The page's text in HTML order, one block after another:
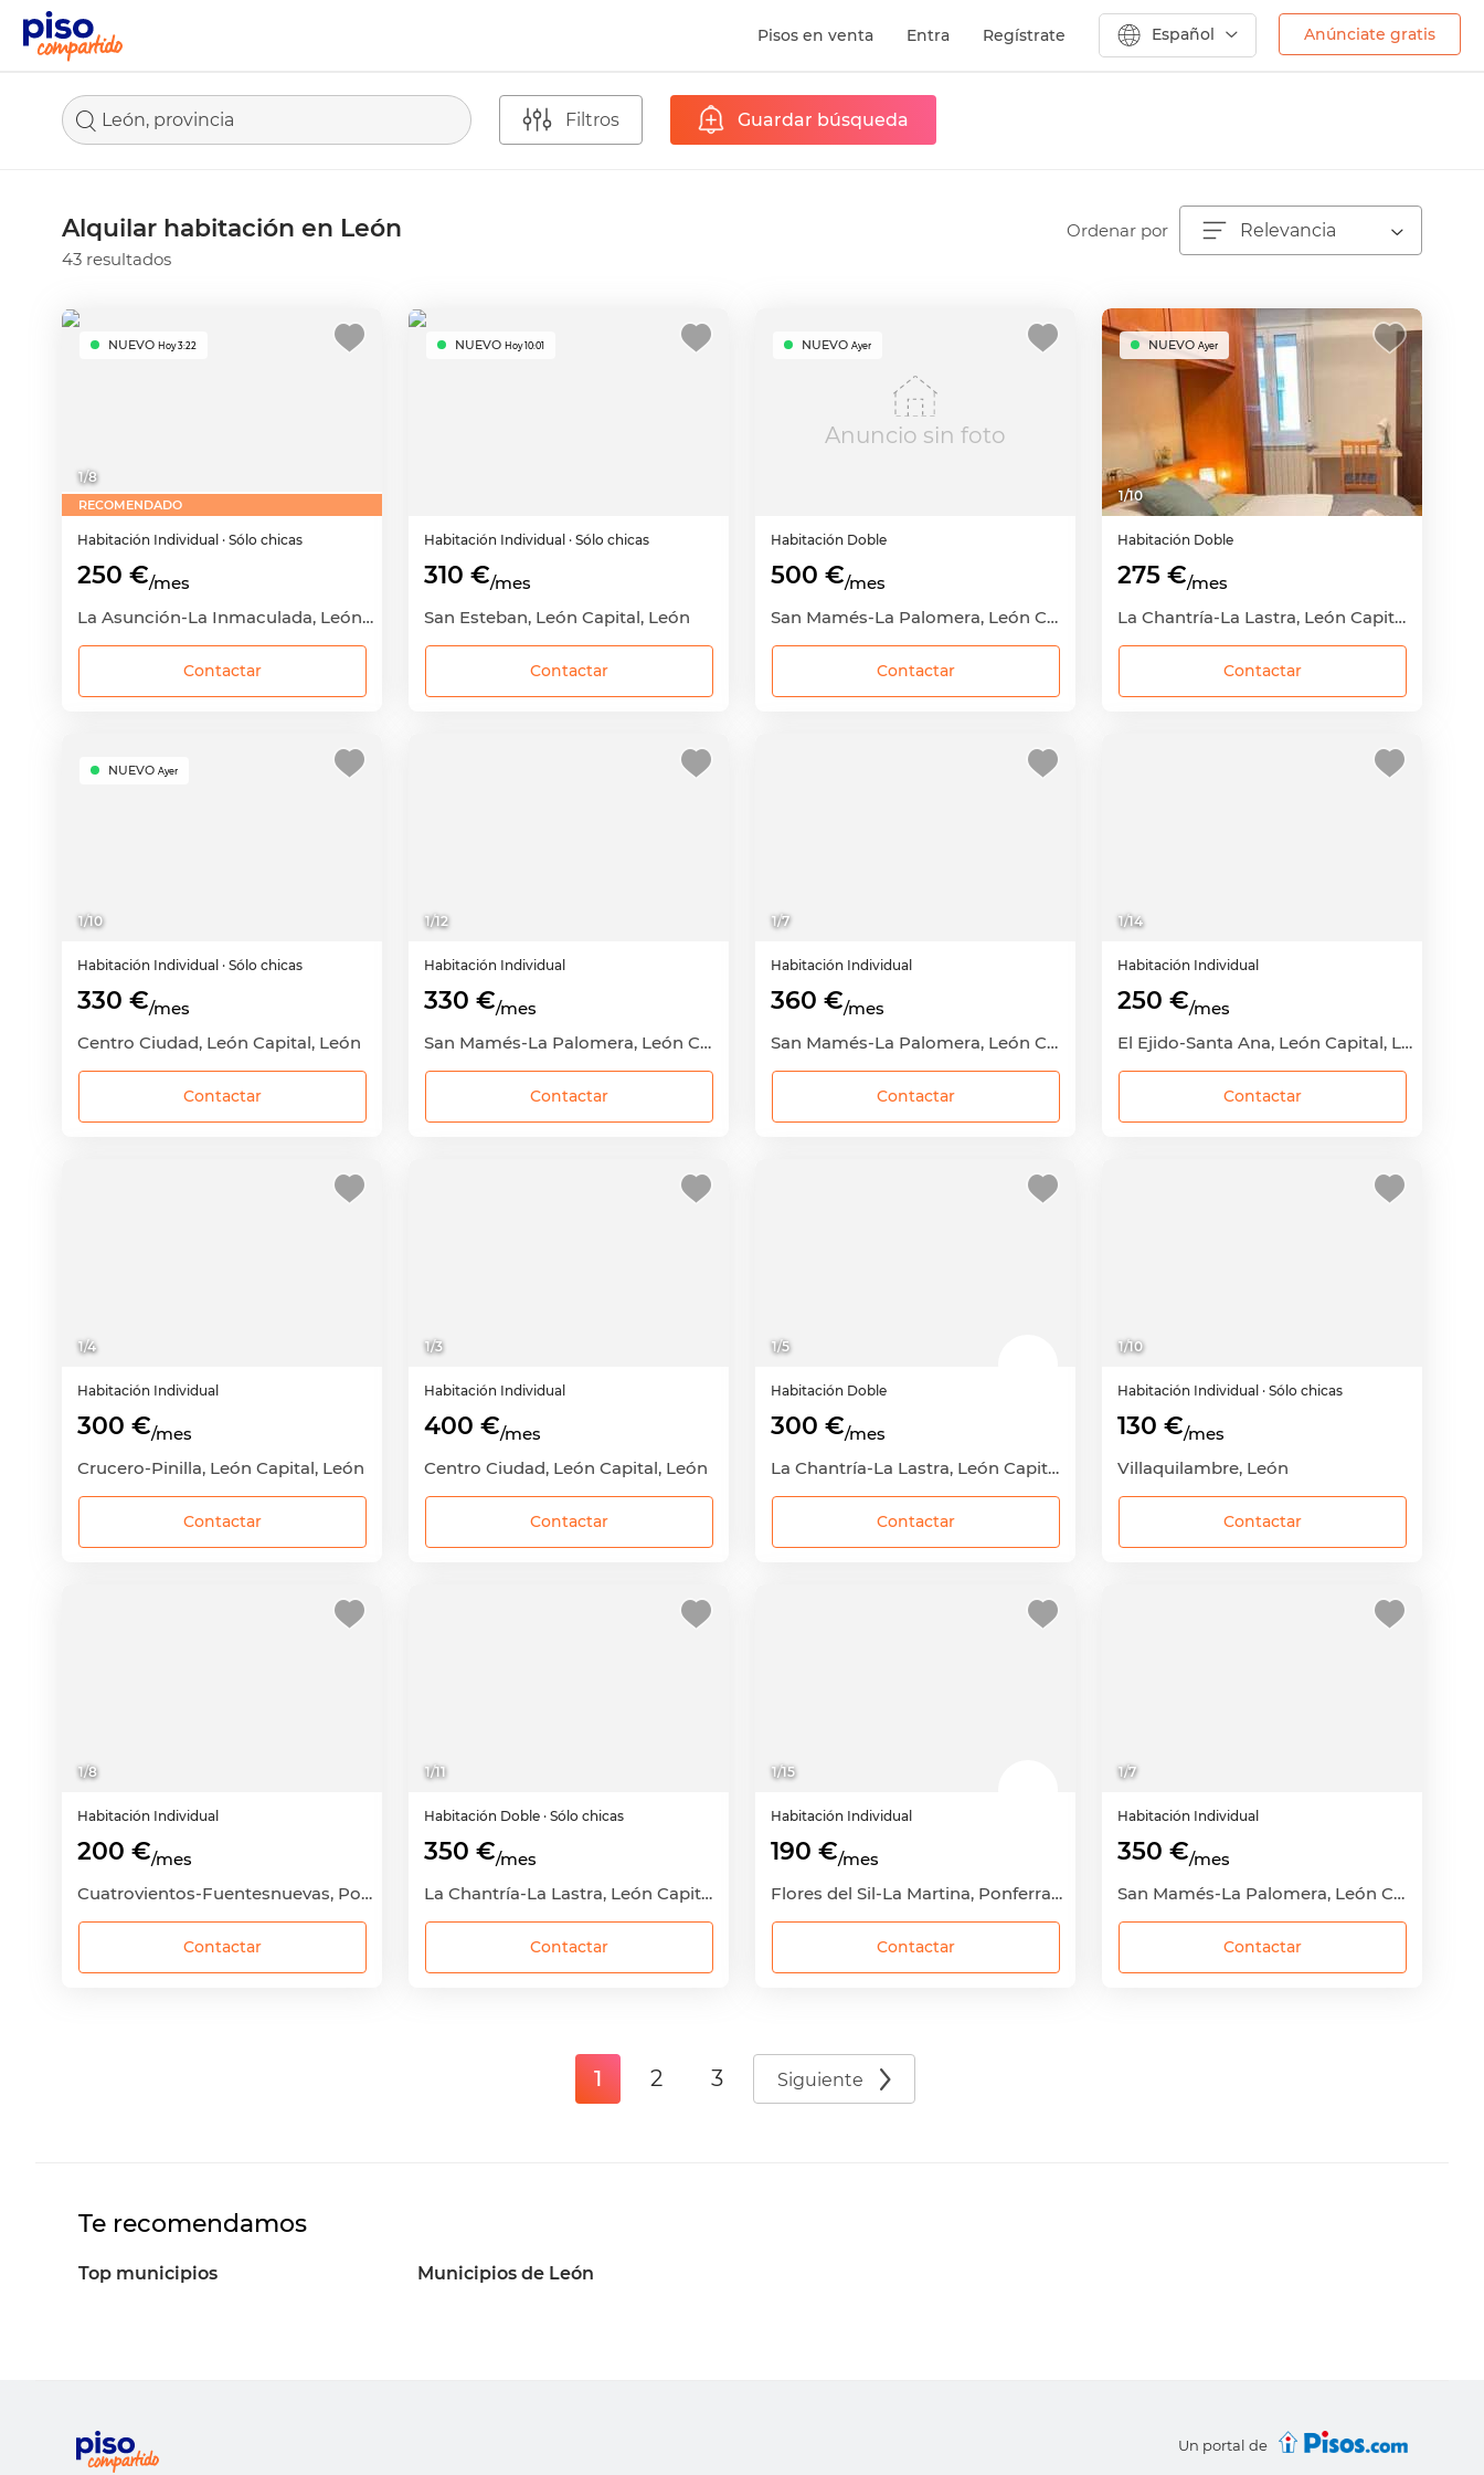
Pisos en venta Entra Regístrate Español Anúnciate gratis
León, provincia Filtros Guardar búsqueda
Alquilar habitación en León
43 resultados
Ordenar por Relevancia
1/8
NUEVO Hoy 3:22
RECOMENDADO
Habitación Individual · Sólo chicas
250 €/mes
La Asunción-La Inmaculada, León Capital, León
Contactar
NUEVO Hoy 10:01
Habitación Individual · Sólo chicas
310 €/mes
San Esteban, León Capital, León
Contactar
Anuncio sin foto
NUEVO Ayer
Habitación Doble
500 €/mes
San Mamés-La Palomera, León Capital, León
Contactar
1/10
NUEVO Ayer
Habitación Doble
275 €/mes
La Chantría-La Lastra, León Capital, León
Contactar
1/10
NUEVO Ayer
Habitación Individual · Sólo chicas
330 €/mes
Centro Ciudad, León Capital, León
Contactar
1/12
Habitación Individual
330 €/mes
San Mamés-La Palomera, León Capital, León
Contactar
1/7
Habitación Individual
360 €/mes
San Mamés-La Palomera, León Capital, León
Contactar
1/14
Habitación Individual
250 €/mes
El Ejido-Santa Ana, León Capital, León
Contactar
1/4
Habitación Individual
300 €/mes
Crucero-Pinilla, León Capital, León
Contactar
1/3
Habitación Individual
400 €/mes
Centro Ciudad, León Capital, León
Contactar
1/5
Habitación Doble
300 €/mes
La Chantría-La Lastra, León Capital, León
Contactar
1/10
Habitación Individual · Sólo chicas
130 €/mes
Villaquilambre, León
Contactar
1/8
Habitación Individual
200 €/mes
Cuatrovientos-Fuentesnuevas, Ponferrada, León
Contactar
1/11
Habitación Doble · Sólo chicas
350 €/mes
La Chantría-La Lastra, León Capital, León
Contactar
1/15
Habitación Individual
190 €/mes
Flores del Sil-La Martina, Ponferrada, León
Contactar
1/7
Habitación Individual
350 €/mes
San Mamés-La Palomera, León Capital, León
Contactar
1 2 3 Siguiente
Te recomendamos
Top municipios Municipios de León
Un portal de